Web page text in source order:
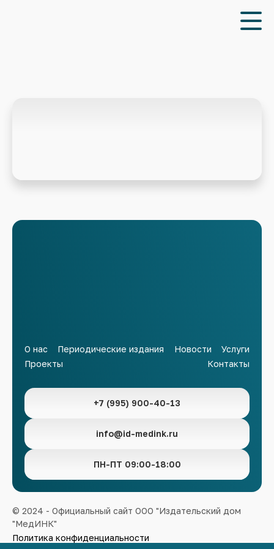
О нас Периодические издания Новости
Услуги
Проекты
Контакты
+7 (995) 900-40-13
info@id-medink.ru
ПН-ПТ 09:00-18:00
© 2024 - Официальный сайт ООО "Издательский дом
"МедИНК"
Политика конфиденциальности